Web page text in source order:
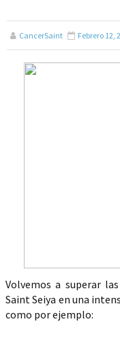
CancerSaint Febrero 12,
Volvemos a superar
Saint Seiya en una
como por ejemplo: